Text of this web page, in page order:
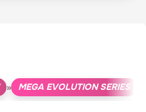
» MEGA EVOLUTION SERIES